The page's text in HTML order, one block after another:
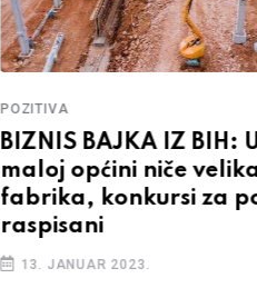
POZITIVA
BIZNIS BAJKA IZ BIH:
maloj općini niče
fabrika, konkursi za
raspisani
13. JANUAR 2023.